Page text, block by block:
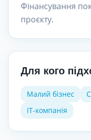
Фінансування
проєкту.
Для кого
Малий бізнес
IT-компанія